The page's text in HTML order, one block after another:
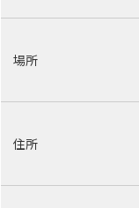
場所
住所